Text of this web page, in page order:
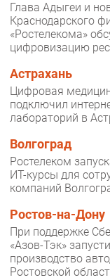
Проекты
IT класс
Каталог компаний
Глава Адыгеи и
Краснодарского
«Ростелекома»
цифровизацию
Астрахань
Цифровая
подключил
лабораторий в
Волгоград
Ростелеком
ИТ-курсы для
компаний
Ростов-на-Дону
При поддержке
«Азов-Тэк»
производство
Ростовской